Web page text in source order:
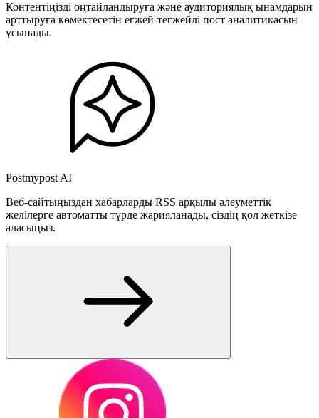
Контентіңізді оңтайландыруға және аудиториялық ынамдарын
арттыруға көмектесетін егжей-тегжейлі пост аналитикасын
ұсынады.
Postmypost AI
Веб-сайтыңыздан хабарларды RSS арқылы әлеуметтік
желілерге автоматты түрде жарияланады, сіздің қол жеткізе
аласыңыз.